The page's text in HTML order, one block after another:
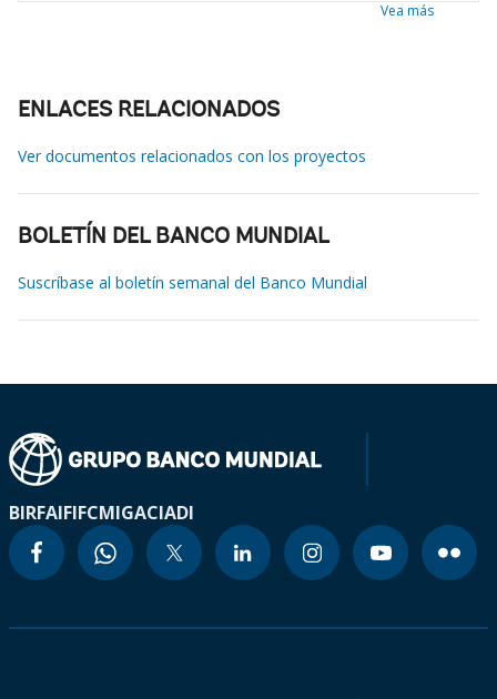
Vea más
ENLACES RELACIONADOS
Ver documentos relacionados con los proyectos
BOLETÍN DEL BANCO MUNDIAL
Suscríbase al boletín semanal del Banco Mundial
BIRFAIFIFCMIGACIADI